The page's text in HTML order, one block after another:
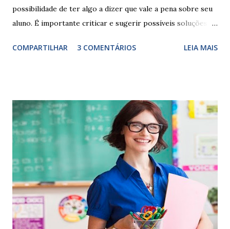
possibilidade de ter algo a dizer que vale a pena sobre seu
aluno. É importante criticar e sugerir possíveis soluções.
exercitação. E encontrar a melhor maneira de expressar o
sempre as intervenções feitas para ações apresentadas,
isso ressalta trabalho. SUGESTÕES DE PALAVRAS E
EXPRESSÕES PARA USO EM RELATÓRIOS Você pensa Você
escreve O aluno não sabe O aluno não adquiriu os
conceitos, está em fase de aprendizado. Não tem limites
Apresenta dificuldades de auto-regulação, pois… É nervoso
Ainda não desenvolveu habilidades para convívio no
ambiente...
COMPARTILHAR 3 COMENTÁRIOS LEIA MAIS